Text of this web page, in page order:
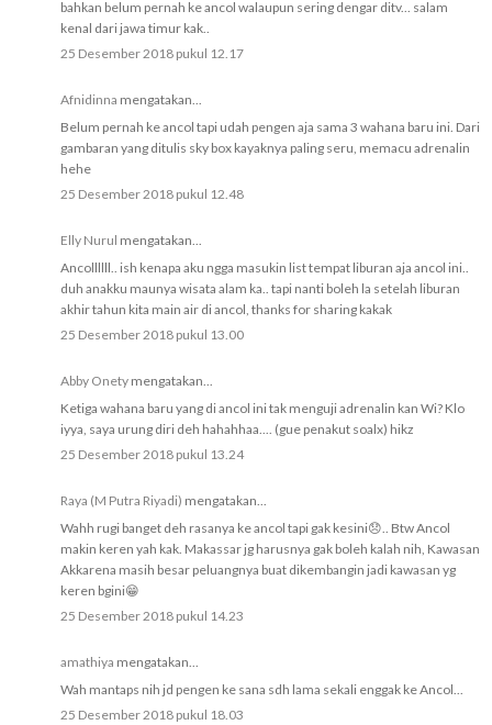
bahkan belum pernah ke ancol walaupun sering dengar ditv... salam
kenal dari jawa timur kak..
25 Desember 2018 pukul 12.17
Afnidinna mengatakan...
Belum pernah ke ancol tapi udah pengen aja sama 3 wahana baru ini. Dari
gambaran yang ditulis sky box kayaknya paling seru, memacu adrenalin
hehe
25 Desember 2018 pukul 12.48
Elly Nurul mengatakan...
Ancollllll.. ish kenapa aku ngga masukin list tempat liburan aja ancol ini..
duh anakku maunya wisata alam ka.. tapi nanti boleh la setelah liburan
akhir tahun kita main air di ancol, thanks for sharing kakak
25 Desember 2018 pukul 13.00
Abby Onety mengatakan...
Ketiga wahana baru yang di ancol ini tak menguji adrenalin kan Wi? Klo
iyya, saya urung diri deh hahahhaa.... (gue penakut soalx) hikz
25 Desember 2018 pukul 13.24
Raya (M Putra Riyadi) mengatakan...
Wahh rugi banget deh rasanya ke ancol tapi gak kesini😞.. Btw Ancol
makin keren yah kak. Makassar jg harusnya gak boleh kalah nih, Kawasan
Akkarena masih besar peluangnya buat dikembangin jadi kawasan yg
keren bgini😁
25 Desember 2018 pukul 14.23
amathiya mengatakan...
Wah mantaps nih jd pengen ke sana sdh lama sekali enggak ke Ancol...
25 Desember 2018 pukul 18.03